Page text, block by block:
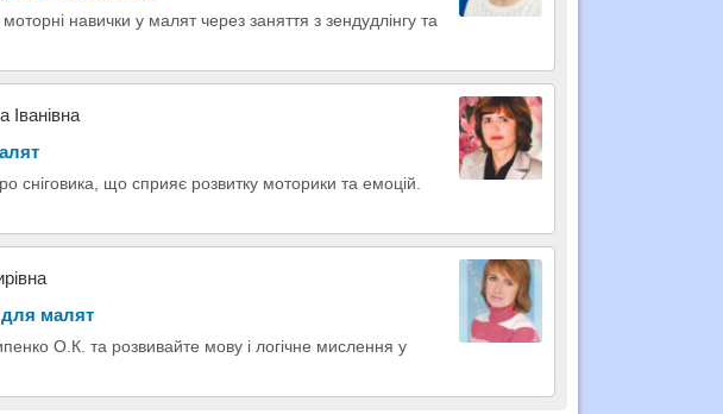
навички у малят через заняття з зендудлінгу та
Іванівна
сніговика, що сприяє розвитку моторики та емоцій.
малят
О.К. та розвивайте мову і логічне мислення у